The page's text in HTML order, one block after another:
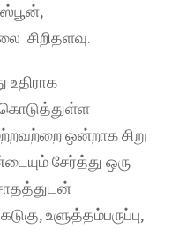
சிறிதளவு.
உதிராக
ஒன்றாக சிறு
சேர்த்து ஒரு
சாதத்துடன்
உளுத்தம்பருப்பு,